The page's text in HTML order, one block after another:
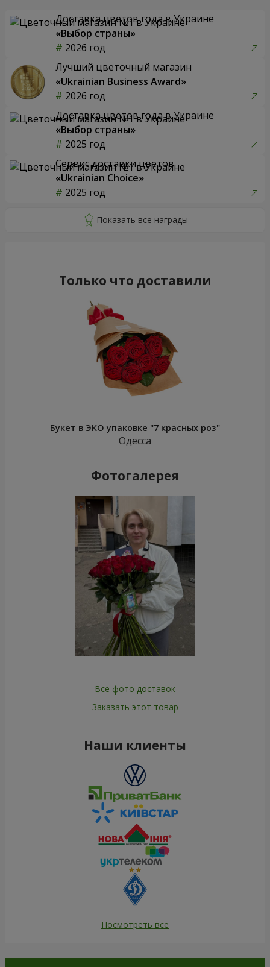
Доставка цветов года в Украине
«Выбор страны»
2026 год
Лучший цветочный магазин
«Ukrainian Business Award»
2026 год
Доставка цветов года в Украине
«Выбор страны»
2025 год
Сервис доставки цветов
«Ukrainian Choice»
2025 год
Только что доставили
Букет в ЭКО упаковке "7 красных роз"
Одесса
Фотогалерея
Все фото доставок
Заказать этот товар
Наши клиенты
Посмотреть все